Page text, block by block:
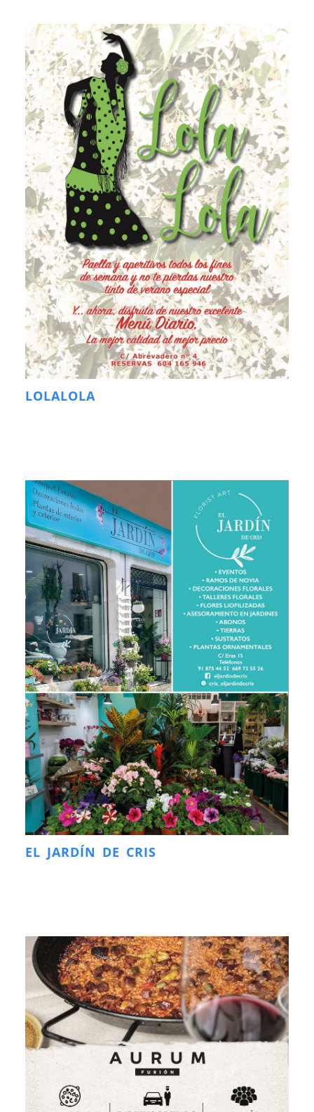
LOLALOLA
EL JARDÍN DE CRIS